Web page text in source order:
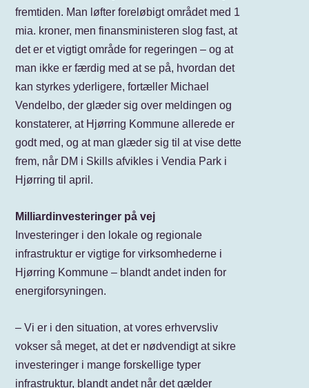
fremtiden. Man løfter foreløbigt området med 1
mia. kroner, men finansministeren slog fast, at
det er et vigtigt område for regeringen – og at
man ikke er færdig med at se på, hvordan det
kan styrkes yderligere, fortæller Michael
Vendelbo, der glæder sig over meldingen og
konstaterer, at Hjørring Kommune allerede er
godt med, og at man glæder sig til at vise dette
frem, når DM i Skills afvikles i Vendia Park i
Hjørring til april.
Milliardinvesteringer på vej
Investeringer i den lokale og regionale
infrastruktur er vigtige for virksomhederne i
Hjørring Kommune – blandt andet inden for
energiforsyningen.
– Vi er i den situation, at vores erhvervsliv
vokser så meget, at det er nødvendigt at sikre
investeringer i mange forskellige typer
infrastruktur, blandt andet når det gælder